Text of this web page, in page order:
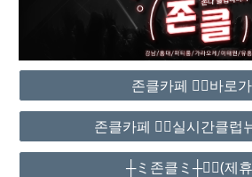
존클카페 ❤️‍🔥바로
존클카페 ❤️‍🔥실시간클럽
┼ミ존클ミ┼❤️‍🔥(제